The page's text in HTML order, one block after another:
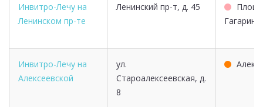
Инвитро-Лечу на
Ленинском пр-те
Ленинский пр-т, д. 45
Гагарина
Инвитро-Лечу на
Алексеевской
ул.
Староалексеевская, д.
8